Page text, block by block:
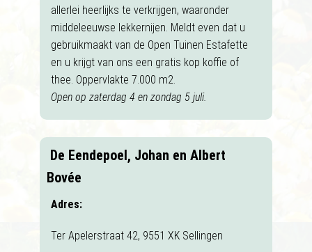
allerlei heerlijks te verkrijgen, waaronder
middeleeuwse lekkernijen. Meldt even dat u
gebruikmaakt van de Open Tuinen Estafette
en u krijgt van ons een gratis kop koffie of
thee. Oppervlakte 7.000 m2.
Open op zaterdag 4 en zondag 5 juli.
De Eendepoel, Johan en Albert
Bovée
Adres:
Ter Apelerstraat 42, 9551 XK Sellingen